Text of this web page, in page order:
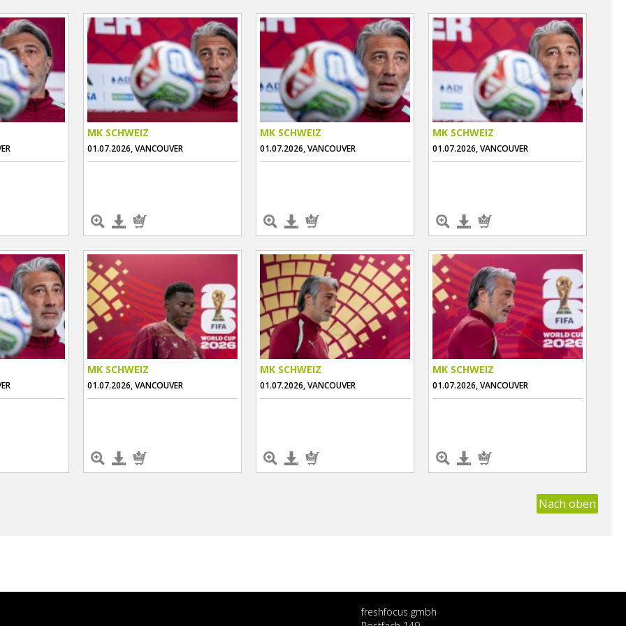
MK SCHWEIZ
01.07.2026, VANCOUVER
MK SCHWEIZ
01.07.2026, VANCOUVER
MK SCHWEIZ
01.07.2026, VANCOUVER
MK SCHWEIZ
01.07.2026, VANCOUVER
MK SCHWEIZ
01.07.2026, VANCOUVER
MK SCHWEIZ
01.07.2026, VANCOUVER
Nach oben
freshfocus gmbh